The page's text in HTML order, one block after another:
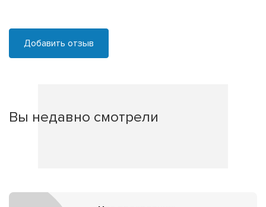
Добавить отзыв
Вы недавно смотрели